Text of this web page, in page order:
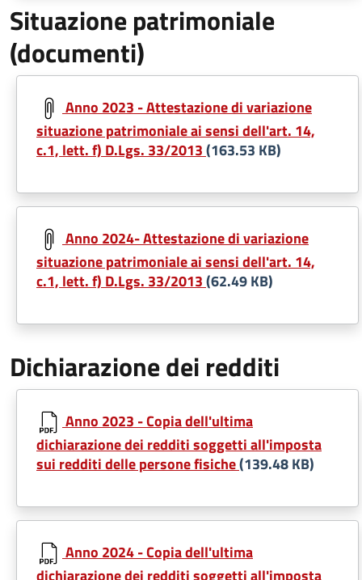
Situazione patrimoniale
(documenti)
Document
Anno 2023 - Attestazione di variazione
situazione patrimoniale ai sensi dell'art. 14,
c.1, lett. f) D.Lgs. 33/2013(163.53 KB)
Document
Anno 2024- Attestazione di variazione
situazione patrimoniale ai sensi dell'art. 14,
c.1, lett. f) D.Lgs. 33/2013(62.49 KB)
Dichiarazione dei redditi
Anno 2023 - Copia dell'ultima
dichiarazione dei redditi soggetti all'imposta
sui redditi delle persone fisiche(139.48 KB)
Anno 2024 - Copia dell'ultima
dichiarazione dei redditi soggetti all'imposta